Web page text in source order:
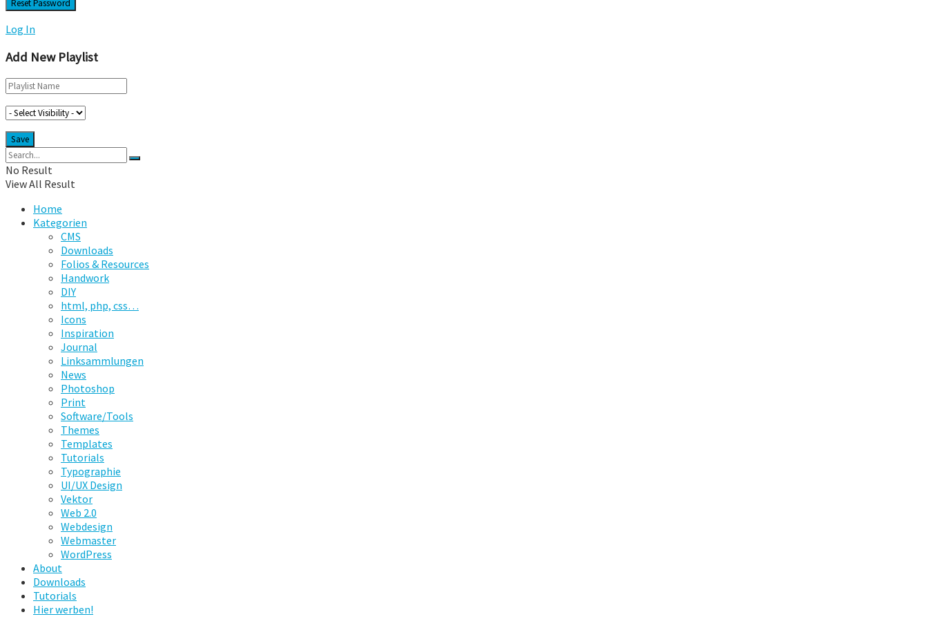
Log In
Add New Playlist
No Result
View All Result
Home
Kategorien
CMS
Downloads
Folios & Resources
Handwork
DIY
html, php, css…
Icons
Inspiration
Journal
Linksammlungen
News
Photoshop
Print
Software/Tools
Themes
Templates
Tutorials
Typographie
UI/UX Design
Vektor
Web 2.0
Webdesign
Webmaster
WordPress
About
Downloads
Tutorials
Hier werben!